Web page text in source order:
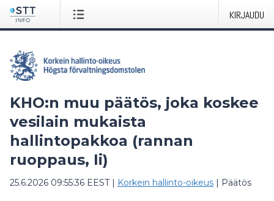
KIRJAUDU
KHO:n muu päätös, joka koskee
vesilain mukaista
hallintopakkoa (rannan
ruoppaus, Ii)
25.6.2026 09:55:36 EEST| Korkein hallinto-oikeus | Päätös